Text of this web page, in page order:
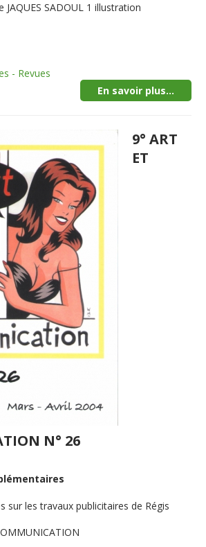
JAQUES SADOUL 1 illustration
- Revues
En savoir plus...
9° ART
ET
N° 26
sur les travaux publicitaires de Régis